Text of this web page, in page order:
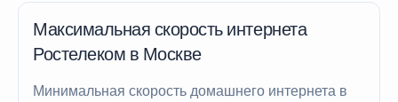
Максимальная скорость интернета
Ростелеком в Москве
Минимальная скорость домашнего интернета в